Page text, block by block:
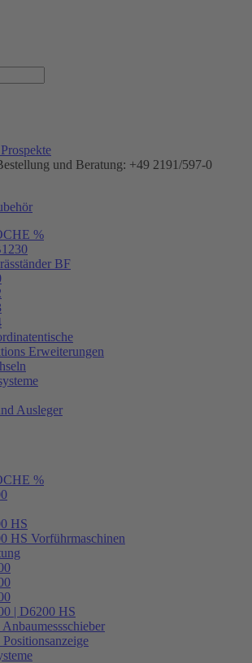
und Beratung: +49 2191/597-0
%
BF
Erweiterungen
Ausleger
%
HS
HS Vorführmaschinen
| D6200 HS